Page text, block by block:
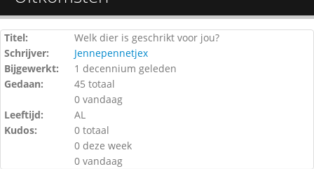
Titel:
Welk dier is geschrikt voor jou?
Schrijver:
Jennepennetjex
Bijgewerkt:
1 decennium geleden
Gedaan:
45 totaal
0 vandaag
Leeftijd:
AL
Kudos:
0 totaal
0 deze week
0 vandaag